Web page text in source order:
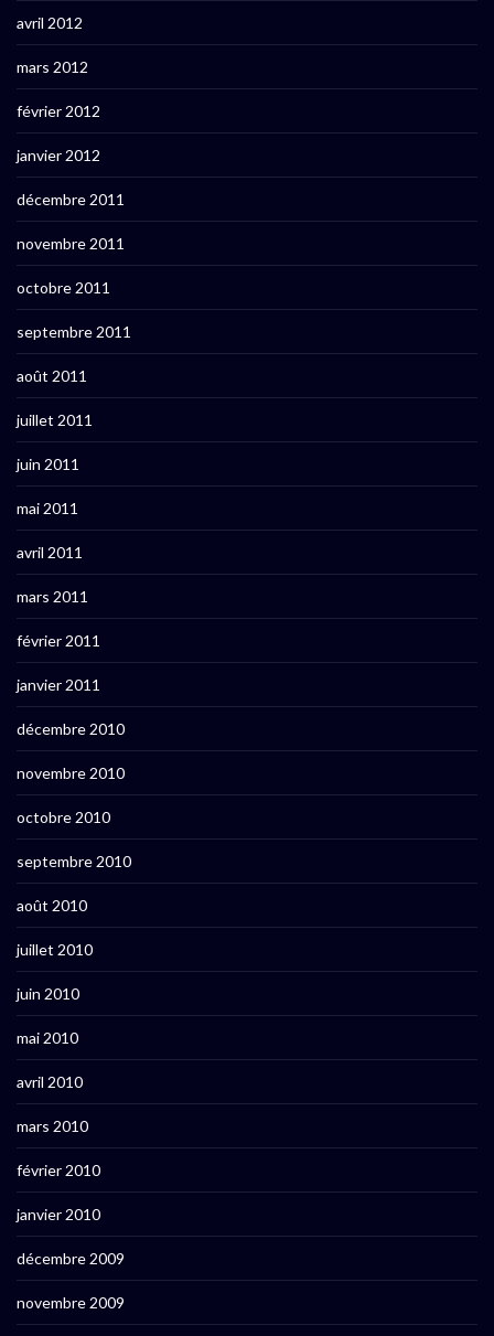
avril 2012
mars 2012
février 2012
janvier 2012
décembre 2011
novembre 2011
octobre 2011
septembre 2011
août 2011
juillet 2011
juin 2011
mai 2011
avril 2011
mars 2011
février 2011
janvier 2011
décembre 2010
novembre 2010
octobre 2010
septembre 2010
août 2010
juillet 2010
juin 2010
mai 2010
avril 2010
mars 2010
février 2010
janvier 2010
décembre 2009
novembre 2009